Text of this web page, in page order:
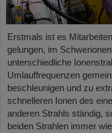
Erstmals ist es
gelungen, im
unterschiedliche
Umlauffrequenzen
beschleunigen und zu
schnelleren Ionen des
anderen Strahls ständig,
beiden Strahlen immer